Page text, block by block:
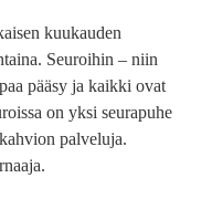
kuukauden
Seuroihin – niin
pääsy ja kaikki ovat
on yksi seurapuhe
palveluja.